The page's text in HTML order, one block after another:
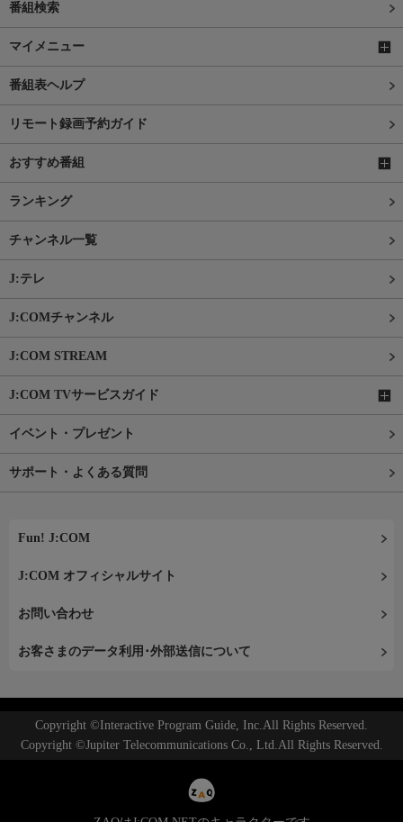
番組検索
マイメニュー
番組表ヘルプ
リモート録画予約ガイド
おすすめ番組
ランキング
チャンネル一覧
J:テレ
J:COMチャンネル
J:COM STREAM
J:COM TVサービスガイド
イベント・プレゼント
サポート・よくある質問
Fun! J:COM
J:COM オフィシャルサイト
お問い合わせ
お客さまのデータ利用･外部送信について
Copyright ©Interactive Program Guide, Inc.All Rights Reserved.
Copyright ©Jupiter Telecommunications Co., Ltd.All Rights Reserved.